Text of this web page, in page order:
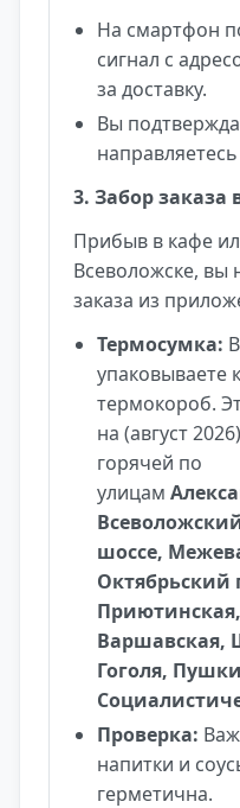
На смартфон
сигнал с
за доставку.
Вы
3. Забор заказа
Прибыв в кафе
Всеволожске, вы
заказа из
Термосумка:
упаковываете
термокороб.
на (август
горячей по
улицам
шоссе,
Октябрьский
Варшавская,
Гоголя,
Проверка:
напитки и
герметична.